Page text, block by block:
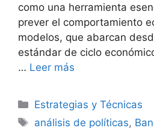
como una herramienta
prever el comportamiento
modelos, que abarcan
estándar de ciclo
… Leer más
Categorías
Estrategias y Técnicas
Etiquetas
análisis de políticas,